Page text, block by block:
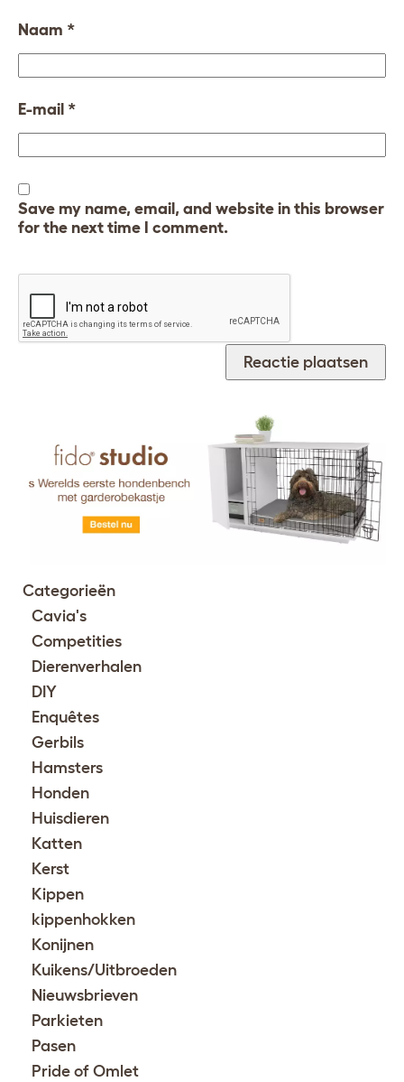
Naam *
E-mail *
Save my name, email, and website in this browser
for the next time I comment.
Categorieën
Cavia's
Competities
Dierenverhalen
DIY
Enquêtes
Gerbils
Hamsters
Honden
Huisdieren
Katten
Kerst
Kippen
kippenhokken
Konijnen
Kuikens/Uitbroeden
Nieuwsbrieven
Parkieten
Pasen
Pride of Omlet